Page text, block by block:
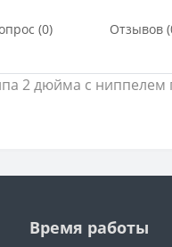
(0) Отзывов
2 дюйма с
Время работы